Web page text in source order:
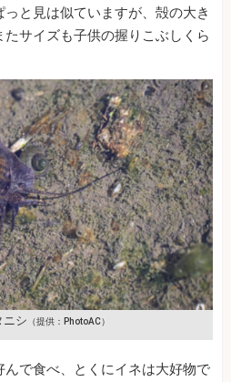
と見は似ていますが、殻の大き
サイズも子供の握りこぶしくら
ニシ （提供：PhotoAC）
で食べ、とくにイネは大好物で